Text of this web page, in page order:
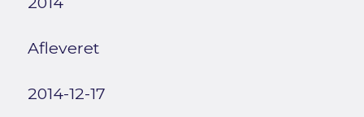
Afleveret
2014-12-17